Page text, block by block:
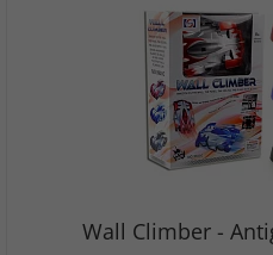
Wall Climber -